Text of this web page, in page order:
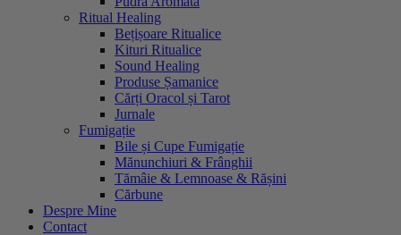
Ritual Healing
Bețișoare Ritualice
Kituri Ritualice
Sound Healing
Produse Șamanice
Cărți Oracol și Tarot
Jurnale
Fumigație
Bile și Cupe Fumigație
Mănunchiuri & Frânghii
Tămâie & Lemnoase & Rășini
Cărbune
Despre Mine
Contact